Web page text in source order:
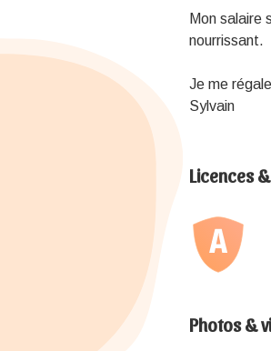
Mon salaire
nourrissant.
Je me
Sylvain
Licences
Photos &